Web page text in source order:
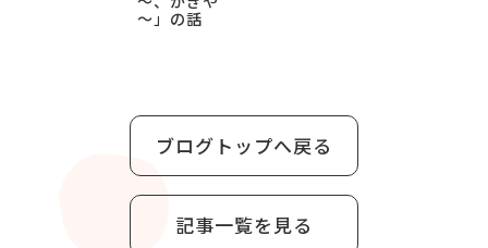
～」の話
ブログトップへ戻る
記事一覧を見る